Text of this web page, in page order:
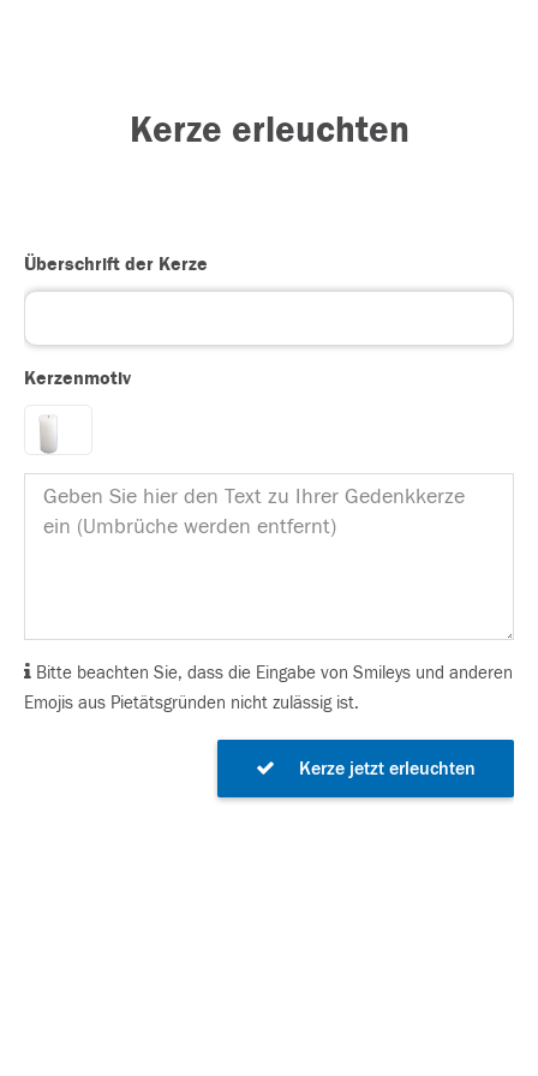
Kerze erleuchten
Überschrift der Kerze
Kerzenmotiv
Bitte beachten Sie, dass die Eingabe von Smileys und anderen
Emojis aus Pietätsgründen nicht zulässig ist.
Kerze jetzt erleuchten